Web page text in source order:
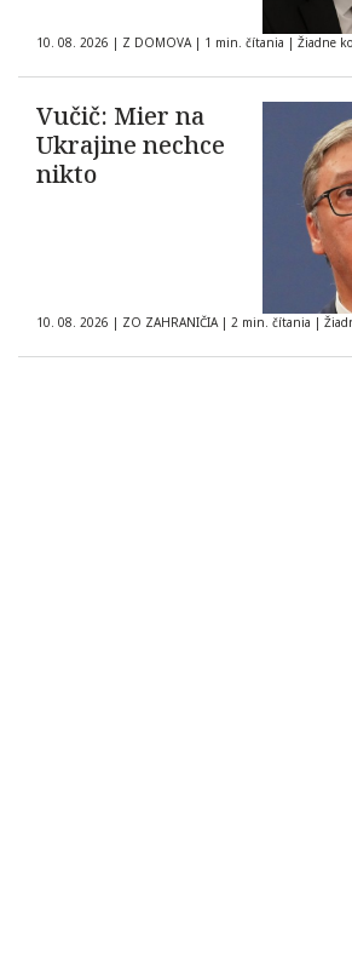
10. 08. 2026 | Z DOMOVA | 1 min. čítania | Žiadne
Vučič: Mier na
Ukrajine nechce
nikto
10. 08. 2026 | ZO ZAHRANIČIA | 2 min. čítania |